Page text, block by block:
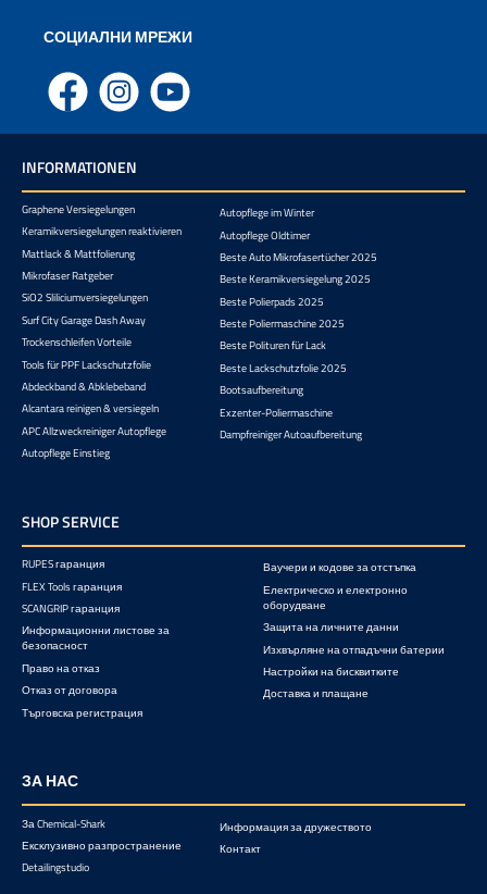
СОЦИАЛНИ МРЕЖИ
Facebook Instagram YouTube
INFORMATIONEN
Graphene Versiegelungen
Keramikversiegelungen reaktivieren
Mattlack & Mattfolierung
Mikrofaser Ratgeber
SiO2 Sliliciumversiegelungen
Surf City Garage Dash Away
Trockenschleifen Vorteile
Tools für PPF Lackschutzfolie
Abdeckband & Abklebeband
Alcantara reinigen & versiegeln
APC Allzweckreiniger Autopflege
Autopflege Einstieg
Autopflege im Winter
Autopflege Oldtimer
Beste Auto Mikrofasertücher 2025
Beste Keramikversiegelung 2025
Beste Polierpads 2025
Beste Poliermaschine 2025
Beste Polituren für Lack
Beste Lackschutzfolie 2025
Bootsaufbereitung
Exzenter-Poliermaschine
Dampfreiniger Autoaufbereitung
SHOP SERVICE
RUPES гаранция
FLEX Tools гаранция
SCANGRIP гаранция
Информационни листове за
безопасност
Право на отказ
Отказ от договора
Търговска регистрация
Ваучери и кодове за отстъпка
Електрическо и електронно
оборудване
Защита на личните данни
Изхвърляне на отпадъчни батерии
Настройки на бисквитките
Доставка и плащане
ЗА НАС
За Chemical-Shark
Ексклузивно разпространение
Detailingstudio
Информация за дружеството
Контакт